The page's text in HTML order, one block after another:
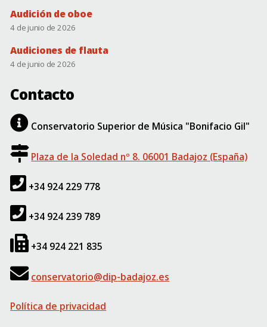
Audición de oboe
4 de junio de 2026
Audiciones de flauta
4 de junio de 2026
Contacto
Conservatorio Superior de Música "Bonifacio Gil"
Plaza de la Soledad nº 8. 06001 Badajoz (España)
+34 924 229 778
+34 924 239 789
+34 924 221 835
conservatorio@dip-badajoz.es
Política de privacidad